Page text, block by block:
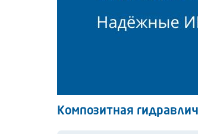
Композитная